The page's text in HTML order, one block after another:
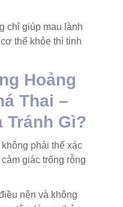
chỉ giúp mau lành
thể khỏe thì tinh
Hoảng
Thai –
Tránh Gì?
phải thể xác
giác trống rỗng
nên và không